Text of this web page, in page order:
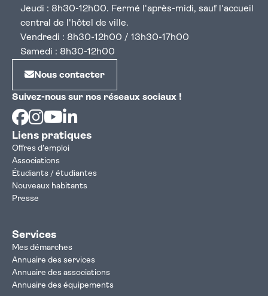
Jeudi : 8h30-12h00. Fermé l'après-midi, sauf l'accueil
central de l'hôtel de ville.
Vendredi : 8h30-12h00 / 13h30-17h00
Samedi : 8h30-12h00
Nous contacter
Suivez-nous sur nos réseaux sociaux !
Facebook
Instagram
Youtube
Liens pratiques
Offres d'emploi
Associations
Étudiants / étudiantes
Nouveaux habitants
Presse
Services
Mes démarches
Annuaire des services
Annuaire des associations
Annuaire des équipements